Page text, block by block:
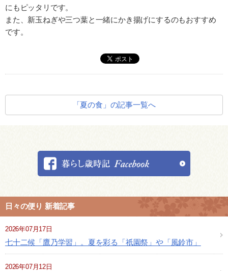
にもピッタリです。
また、新玉ねぎや三つ葉と一緒にかき揚げにするのもおすすめ
です。
「夏の食」の記事一覧へ
日々の便り 新着記事
2026年07月17日
七十二候「鷹乃学習」。夏を彩る「祇園祭」や「風鈴市」
2026年07月12日